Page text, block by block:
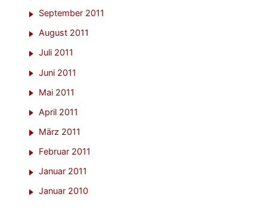
September 2011
August 2011
Juli 2011
Juni 2011
Mai 2011
April 2011
März 2011
Februar 2011
Januar 2011
Januar 2010